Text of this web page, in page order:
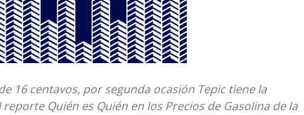
16 centavos, por segunda ocasión Tepic tiene la
Quién es Quién en los Precios de Gasolina de la